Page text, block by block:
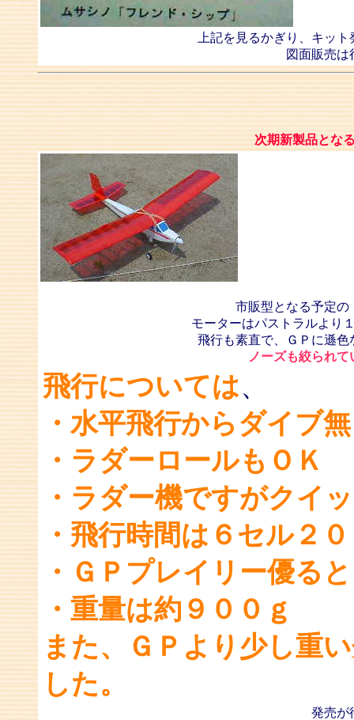
上記を見るかぎり、キッ
図面販売は
次期新製品とな
市販型となる予定の
モーターはパストラルより
飛行も素直で、ＧＰに遜
ノーズも絞られ
飛行については、
・水平飛行からダイブ
・ラダーロールもＯＫ
・ラダー機ですがクイ
・飛行時間は６セル２
・ＧＰプレイリー優る
・重量は約９００ｇ
また、ＧＰより少し重
した。
発売が